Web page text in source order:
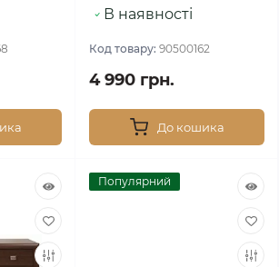
В наявності
Код товару: 90500162
4 990 грн.
До кошика
Популярний